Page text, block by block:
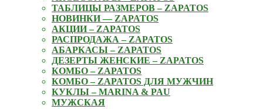
ТАБЛИЦЫ РАЗМЕРОВ – ZAPATOS
НОВИНКИ — ZAPATOS
АКЦИИ – ZAPATOS
РАСПРОДАЖА – ZAPATOS
АБАРКАСЫ – ZAPATOS
ДЕЗЕРТЫ ЖЕНСКИЕ – ZAPATOS
КОМБО – ZAPATOS
КОМБО – ZAPATOS ДЛЯ МУЖЧИН
КУКЛЫ – MARINA & PAU
МУЖСКАЯ